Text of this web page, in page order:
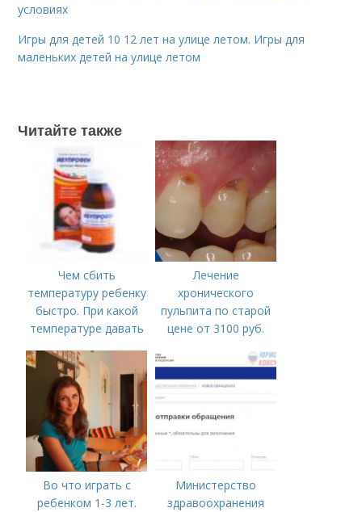
условиях
Игры для детей 10 12 лет на улице летом. Игры для
маленьких детей на улице летом
Читайте также
Чем сбить
температуру ребенку
быстро. При какой
температуре давать
ребенку?
Лечение
хронического
пульпита по старой
цене от 3100 руб.
цена
Во что играть с
ребенком 1-3 лет.
Министерство
здравоохранения